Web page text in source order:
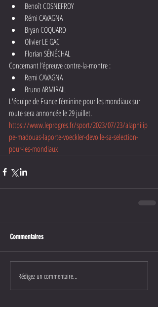
Benoît COSNEFROY
Rémi CAVAGNA
Bryan COQUARD
Olivier LE GAC
Florian SÉNÉCHAL
Concernant l’épreuve contre-la-montre :
Remi CAVAGNA
Bruno ARMIRAIL
L'équipe de France féminine pour les mondiaux sur
route sera annoncée le 29 juillet.
https://www.leprogres.fr/sport/2023/07/23/alaphilip
pe-madouas-laporte-voeckler-devoile-sa-selection-
pour-les-mondiaux
Commentaires
Rédigez un commentaire...